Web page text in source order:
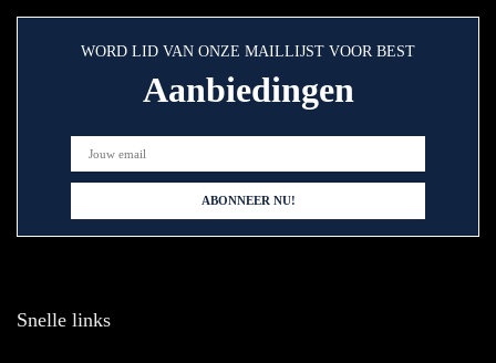
WORD LID VAN ONZE MAILLIJST VOOR BEST
Aanbiedingen
Snelle links